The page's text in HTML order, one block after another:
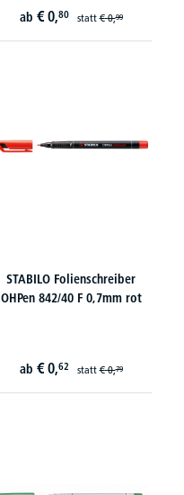
ab € 0,80 statt€ 0,99
STABILO Folienschreiber
OHPen 842/40 F 0,7mm rot
ab € 0,62 statt€ 0,79